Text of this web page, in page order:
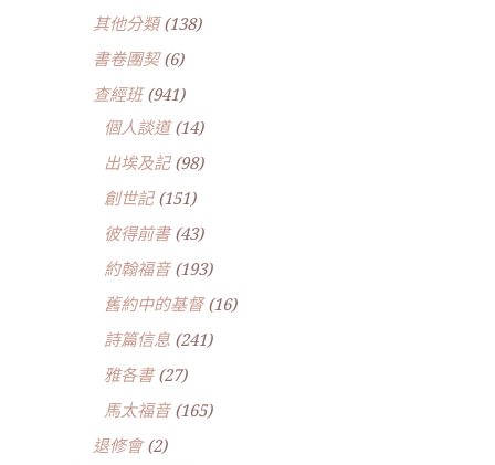
其他分類(138)
書卷團契(6)
查經班(941)
個人談道(14)
出埃及記(98)
創世記(151)
彼得前書(43)
約翰福音(193)
舊約中的基督(16)
詩篇信息 (241)
雅各書(27)
馬太福音(165)
退修會(2)